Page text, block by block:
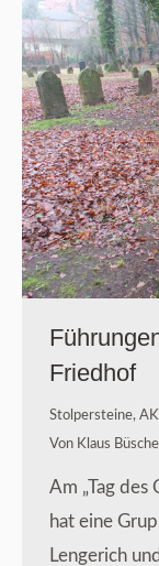
Friedhof
Stolpersteine,
Von Klaus
Am „Tag des
hat eine
Lengerich